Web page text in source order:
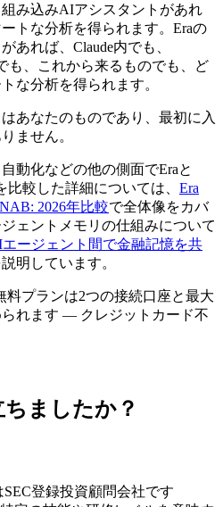
み込みAIアシスタントがあれ
トな分析を得られます。Eraの
あれば、Claude内でも、
も、これから来るものでも、ど
な分析を得られます。
あなたのものであり、最初に入
ません。
動化などの他の側面でEraと
較した詳細については、 Era
2026年比較で全体像をカバ
ェントメモリの仕組みについて
ージェント間で金融記憶を共
明しています。
料プランは2つの接続口座と最大
れます — クレジットカード不
ましたか？
SEC登録投資顧問会社です